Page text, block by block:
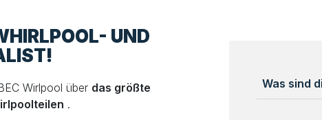
UND
Wirlpool über das größte
.
Was sind